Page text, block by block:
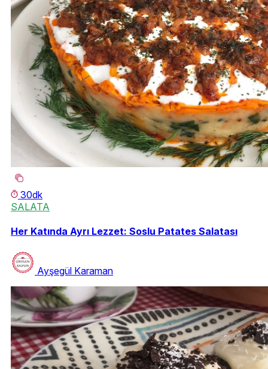
30dk
SALATA
Her Katında Ayrı Lezzet: Soslu Patates Salatası
Ayşegül Karaman